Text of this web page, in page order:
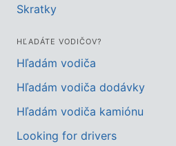
Skratky
HĽADÁTE VODIČOV?
Hľadám vodiča
Hľadám vodiča dodávky
Hľadám vodiča kamiónu
Looking for drivers